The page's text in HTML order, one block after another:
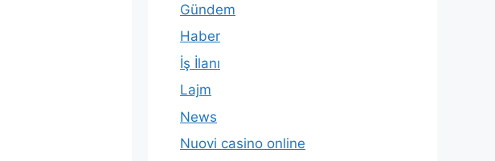
Gündem
Haber
İş İlanı
Lajm
News
Nuovi casino online